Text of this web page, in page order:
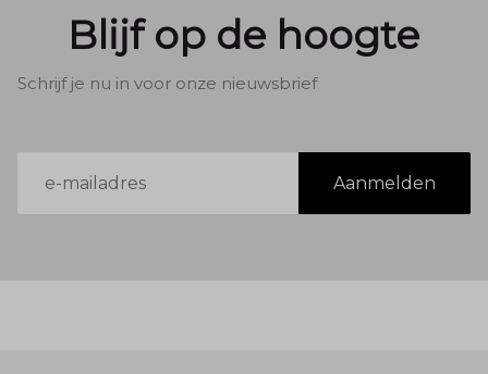
Blijf op de hoogte
Schrijf je nu in voor onze nieuwsbrief
mailadres
Aanmelden